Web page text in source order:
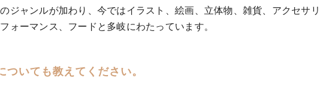
ジャンルが加わり、今ではイラスト、絵画、立体物、雑貨、アクセサリ
ォーマンス、フードと多岐にわたっています。
いても教えてください。